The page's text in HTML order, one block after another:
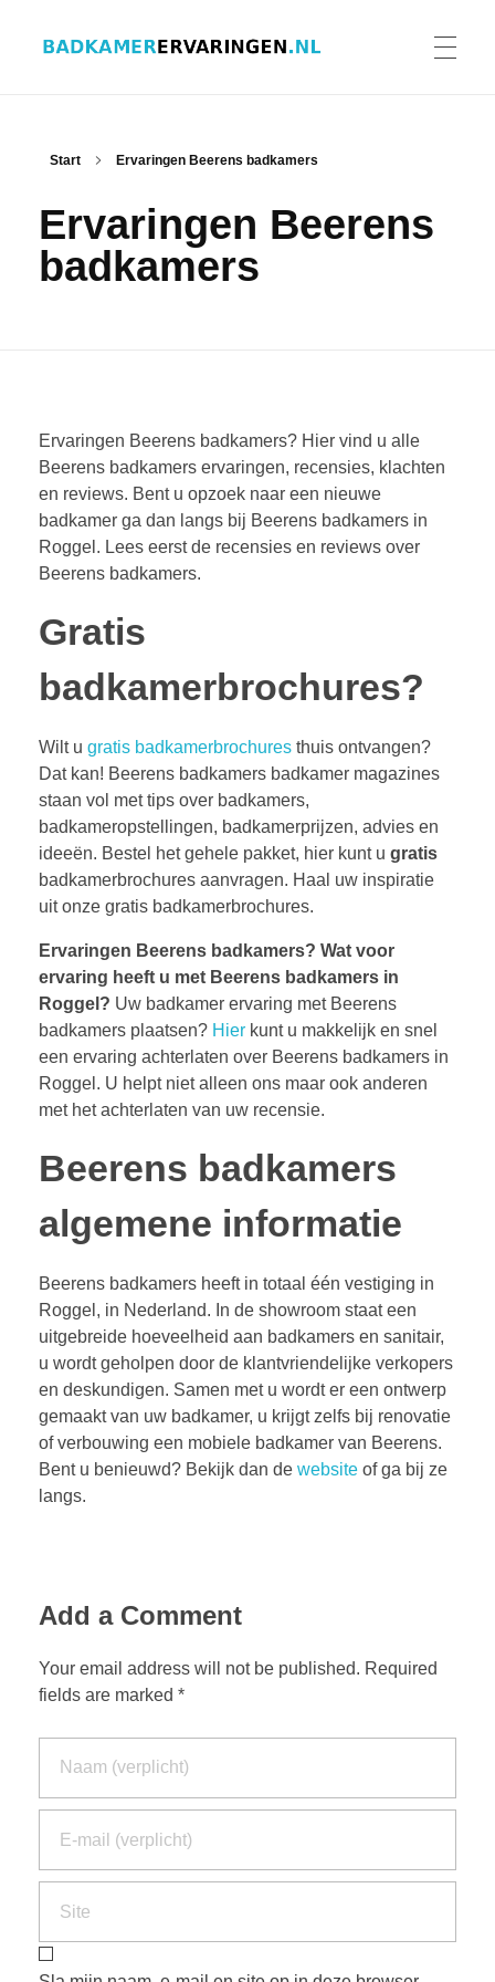
ERVARINGEN BADKAMERS
CONTACT
Start Ervaringen Beerens badkamers
Ervaringen Beerens
badkamers
Ervaringen Beerens badkamers? Hier vind u alle
Beerens badkamers ervaringen, recensies, klachten
en reviews. Bent u opzoek naar een nieuwe
badkamer ga dan langs bij Beerens badkamers in
Roggel. Lees eerst de recensies en reviews over
Beerens badkamers.
Gratis
badkamerbrochures?
Wilt u gratis badkamerbrochures thuis ontvangen?
Dat kan! Beerens badkamers badkamer magazines
staan vol met tips over badkamers,
badkameropstellingen, badkamerprijzen, advies en
ideeën. Bestel het gehele pakket, hier kunt u gratis
badkamerbrochures aanvragen. Haal uw inspiratie
uit onze gratis badkamerbrochures.
Ervaringen Beerens badkamers? Wat voor
ervaring heeft u met Beerens badkamers in
Roggel? Uw badkamer ervaring met Beerens
badkamers plaatsen? Hier kunt u makkelijk en snel
een ervaring achterlaten over Beerens badkamers in
Roggel. U helpt niet alleen ons maar ook anderen
met het achterlaten van uw recensie.
Beerens badkamers
algemene informatie
Beerens badkamers heeft in totaal één vestiging in
Roggel, in Nederland. In de showroom staat een
uitgebreide hoeveelheid aan badkamers en sanitair,
u wordt geholpen door de klantvriendelijke verkopers
en deskundigen. Samen met u wordt er een ontwerp
gemaakt van uw badkamer, u krijgt zelfs bij renovatie
of verbouwing een mobiele badkamer van Beerens.
Bent u benieuwd? Bekijk dan de website of ga bij ze
langs.
Add a Comment
Your email address will not be published. Required
fields are marked *